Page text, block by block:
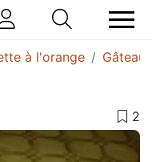
à l'orange Gâteau